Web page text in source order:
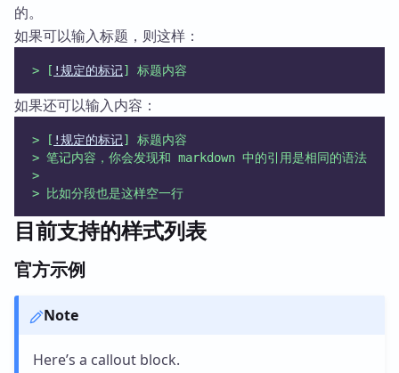
的。
如果可以输入标题，则这样：
> [ !规定的标记] 标题内容
如果还可以输入内容：
> [ !规定的标记] 标题内容
> 笔记内容，你会发现和 markdown 中的引用是相同的语法
>
> 比如分段也是这样空一行
目前支持的样式列表
官方示例
Note
Here’s a callout block.